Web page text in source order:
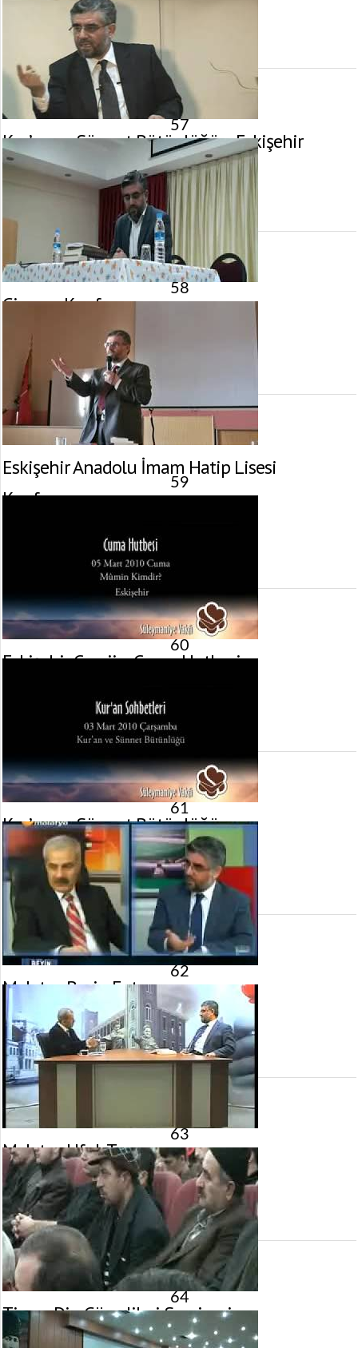
26 Aralık 2010 tarihinde yayınlandı.
265
görüntülenme
Kur’an ve Sünnet Bütünlüğü – Eskişehir
25 Aralık 2010 tarihinde yayınlandı.
Gösterim: 2.739
57
Giresun Konferansı
26 Mart 2010 tarihinde yayınlandı.
Gösterim:
2.524
görüntülenme
58
Eskişehir Anadolu İmam Hatip Lisesi
Konferansı
5 Mart 2010 tarihinde yayınlandı.
59
Eskişehir Camii – Cuma Hutbesi
5 Mart 2010 tarihinde yayınlandı.
60
Kur’an ve Sünnet Bütünlüğü
3 Mart 2010 tarihinde yayınlandı.
Gösterim:
4.081
görüntülenme
61
Malatya Beyin Fırtınası
22 Şubat 2010 tarihinde yayınlandı.
Gösterim:
2.629
görüntülenme
62
Malatya Ufuk Tv
22 Şubat 2010 tarihinde yayınlandı.
Gösterim: 4.104
görüntülenme
63
Timav Din Görevlileri Semineri
64